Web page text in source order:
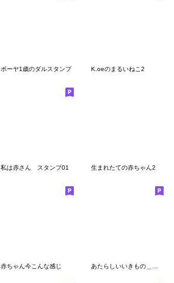
ボーヤ1歳のダルスタンプ K.oeのまるいねこ2
私は赤さん スタンプ01 生まれたての赤ちゃん2
赤ちゃん今こんな感じ あたらしいいきもの＿様子